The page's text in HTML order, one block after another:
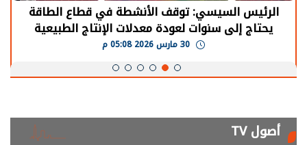
الرئيس السيسي: توقف الأنشطة في قطاع الطاقة
يحتاج إلى سنوات لعودة معدلات الإنتاج الطبيعية
أصول TV